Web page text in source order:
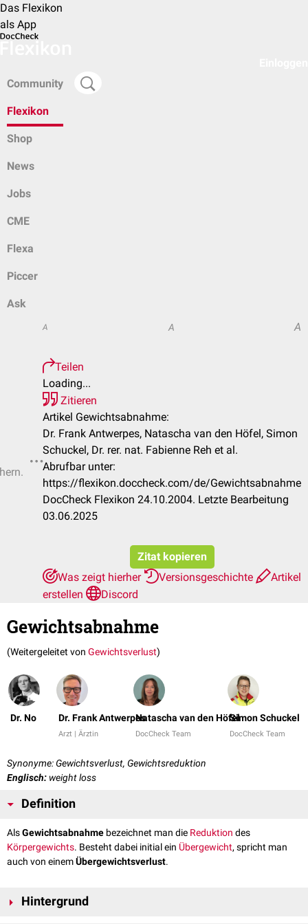
Das Flexikon
als App
Community
Flexikon
Shop
News
Jobs
CME
Flexa
Piccer
Ask
A A A
Teilen
Loading...
Zitieren
Artikel Gewichtsabnahme:
Dr. Frank Antwerpes, Natascha van den Höfel, Simon
Schuckel, Dr. rer. nat. Fabienne Reh et al.
Abrufbar unter:
https://flexikon.doccheck.com/de/Gewichtsabnahme
DocCheck Flexikon 24.10.2004. Letzte Bearbeitung
03.06.2025
Zitat kopieren
Was zeigt hierher
Versionsgeschichte
Artikel
erstellen
Discord
Gewichtsabnahme
(Weitergeleitet von Gewichtsverlust)
Dr. No Dr. Frank Antwerpes
Arzt | Ärztin
Natascha van den Höfel
DocCheck Team
Simon Schuckel
DocCheck Team
Synonyme: Gewichtsverlust, Gewichtsreduktion
Englisch: weight loss
Definition
AlsGewichtsabnahme bezeichnet man die Reduktion des
Körpergewichts. Besteht dabei initial ein Übergewicht, spricht man
auch von einemÜbergewichtsverlust.
Hintergrund